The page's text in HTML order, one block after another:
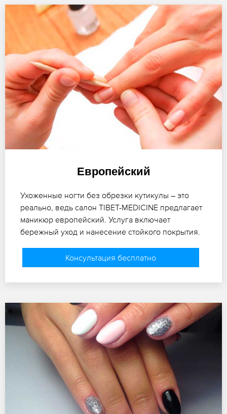
Европейский
Ухоженные ногти без обрезки кутикулы – это
реально, ведь салон TIBET-MEDICINE предлагает
маникюр европейский. Услуга включает
бережный уход и нанесение стойкого покрытия.
Консультация бесплатно